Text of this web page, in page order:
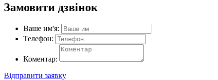
Замовити дзвінок
Ваше им'я:
Телефон:
Коментар:
Відправити заявку